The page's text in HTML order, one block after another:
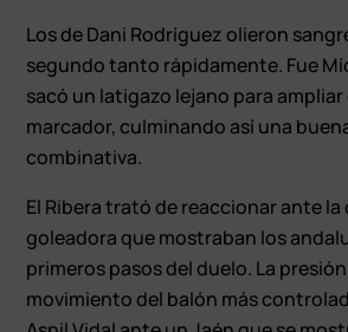
Los de Dani Rodríguez olieron
segundo tanto rápidamente. Fue
sacó un latigazo lejano para
marcador, culminando así una
combinativa.
El Ribera trató de reaccionar ante
goleadora que mostraban los
primeros pasos del duelo. La
movimiento del balón más